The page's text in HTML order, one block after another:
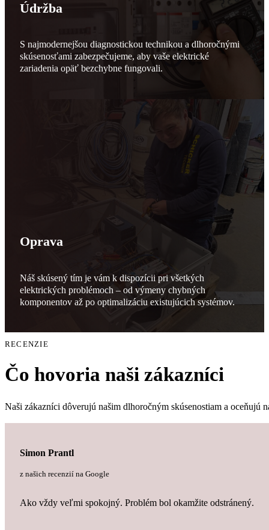
Údržba
S najmodernejšou diagnostickou technikou a dlhoročnými
skúsenosťami zabezpečujeme, aby vaše elektrické
zariadenia opäť bezchybne fungovali.
Oprava
Náš skúsený tím je vám k dispozícii pri všetkých
elektrických problémoch – od výmeny chybných
komponentov až po optimalizáciu existujúcich systémov.
RECENZIE
Čo hovoria naši zákazníci
Naši zákazníci dôverujú našim dlhoročným skúsenostiam a
Simon Prantl
z našich recenzií na Google
Ako vždy veľmi spokojný. Problém bol okamžite odstránený.